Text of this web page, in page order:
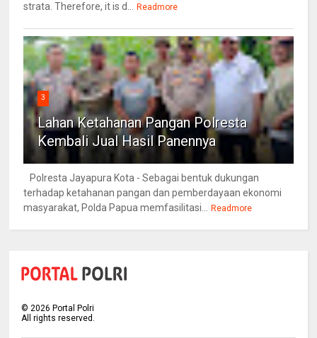
strata. Therefore, it is d... Readmore
3
Lahan Ketahanan Pangan Polresta
Kembali Jual Hasil Panennya
Polresta Jayapura Kota - Sebagai bentuk dukungan
terhadap ketahanan pangan dan pemberdayaan ekonomi
masyarakat, Polda Papua memfasilitasi... Readmore
©2026 Portal Polri
All rights reserved.